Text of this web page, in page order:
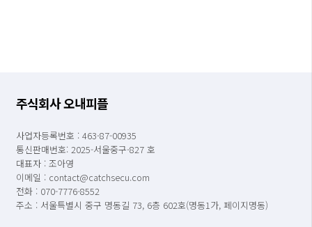
주식회사 오내피플
사업자등록번호 : 463-87-00935
통신판매번호: 2025-서울중구-827 호
대표자 : 조아영
이메일 : contact@catchsecu.com
전화 : 070-7776-8552
주소 : 서울특별시 중구 명동길 73, 6층 602호(명동1가, 페이지명동)